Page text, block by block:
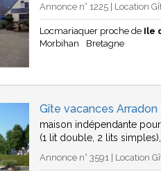
Annonce n° 1225 | Location
Locmariaquer proche de Ile
Morbihan
Bretagne
Gîte vacances
maison indépendante
(1 lit double, 2 lits
Annonce n° 3591 | Location